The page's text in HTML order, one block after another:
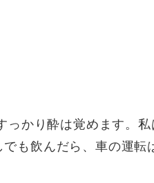
かり酔は覚めます。私
も飲んだら、車の運転